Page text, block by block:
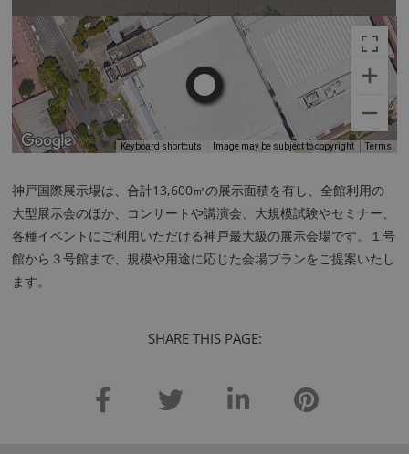
Keyboard shortcuts Image may be subject to copyright Terms
神戸国際展示場は、合計13,600㎡の展示面積を有し、全館利用の
大型展示会のほか、コンサートや講演会、大規模試験やセミナー、
各種イベントにご利用いただける神戸最大級の展示会場です。１号
館から３号館まで、規模や用途に応じた会場プランをご提案いたし
ます。
SHARE THIS PAGE: